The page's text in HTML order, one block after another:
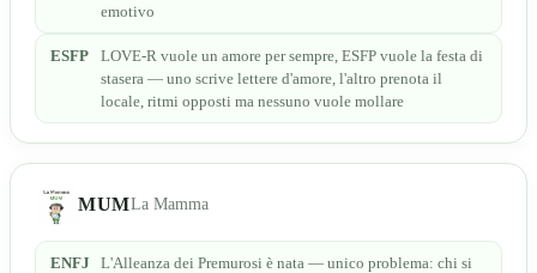
emotivo
ESFP
LOVE-R vuole un amore per sempre, ESFP vuole la festa di
stasera — uno scrive lettere d'amore, l'altro prenota il
locale, ritmi opposti ma nessuno vuole mollare
MUMLa Mamma
ENFJ
L'Alleanza dei Premurosi è nata — unico problema: chi si